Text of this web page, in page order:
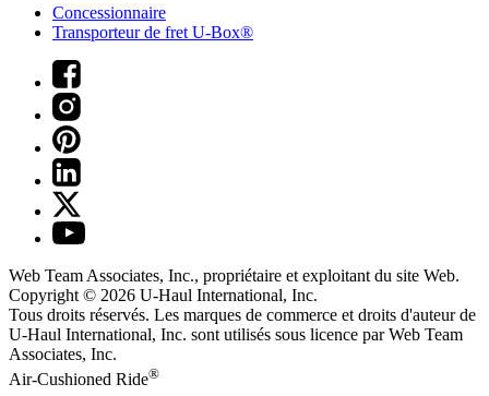
Concessionnaire
Transporteur de fret U-Box®
Web Team Associates, Inc., propriétaire et exploitant du site Web.
Copyright © 2026 U-Haul International, Inc.
Tous droits réservés. Les marques de commerce et droits d'auteur de
U-Haul International, Inc. sont utilisés sous licence par Web Team
Associates, Inc.
Air-Cushioned Ride®